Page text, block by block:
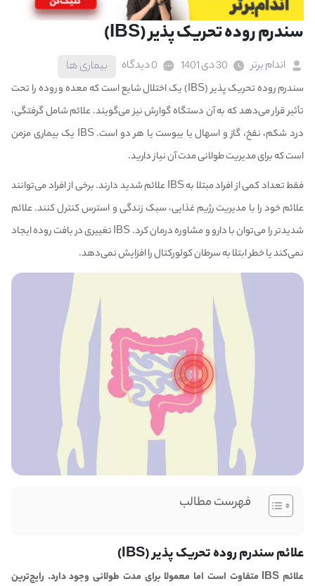
سندرم روده تحریک پذیر (IBS)
اندام برتر بیماری ها
سندرم روده تحریک پذیر (IBS) یک اختلال شایع است که معده و روده را تحت
تأثیر قرار می‌دهد که به آن دستگاه گوارش نیز می‌گویند. علائم شامل گرفتگی،
درد شکم، نفخ، گاز و اسهال یا یبوست
یا هر دو است. IBS یک بیماری مزمن
است که برای مدیریت طولانی مدت آن نیاز دارید.
فقط تعداد کمی از افراد مبتلا به IBS علائم شدید دارند. برخی از افراد می‌توانند
علائم خود را با مدیریت رژیم غذایی، سبک زندگی و استرس کنترل کنند. علائم
شدیدتر را می‌توان با دارو و مشاوره درمان کرد. IBS تغییری در بافت روده ایجاد
نمی‌کند یا خطر ابتلا به سرطان کولورکتال را افزایش نمی‌دهد.
فهرست مطالب
علائم سندرم روده تحریک پذیر (IBS)
علائم IBS متفاوت است اما معمولا برای مدت طولانی وجود دارد. رایج‌ترین